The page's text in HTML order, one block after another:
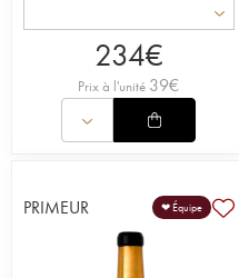
234€
Prix à l'unité 39€
PRIMEUR ❤ Équipe